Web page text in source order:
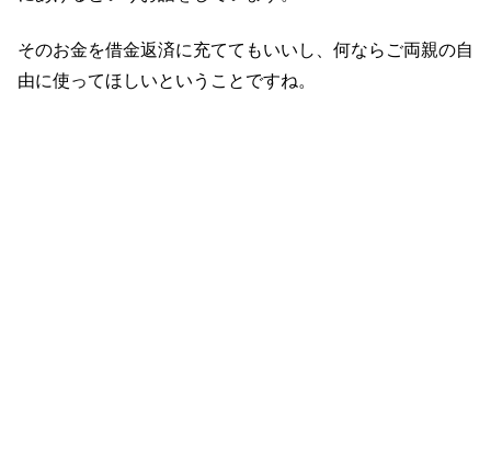
そのお金を借金返済に充ててもいいし、何ならご両親の自
由に使ってほしいということですね。